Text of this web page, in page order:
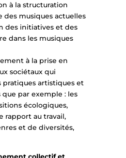
à la structuration
des musiques actuelles
des initiatives et des
dans les musiques
à la prise en
sociétaux qui
artistiques et
par exemple : les
écologiques,
rapport au travail,
et de diversités,